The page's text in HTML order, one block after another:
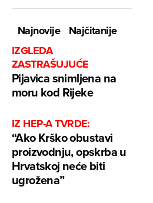
Najnovije
Najčitanije
IZGLEDA
ZASTRAŠUJUĆE
Pijavica snimljena na
moru kod Rijeke
IZ HEP-A TVRDE:
“Ako Krško obustavi
proizvodnju, opskrba u
Hrvatskoj neće biti
ugrožena”